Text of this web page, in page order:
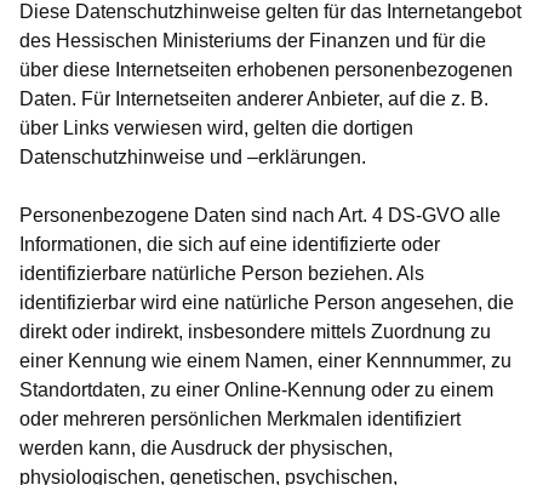
Diese Datenschutzhinweise gelten für das Internetangebot
des Hessischen Ministeriums der Finanzen und für die
über diese Internetseiten erhobenen personenbezogenen
Daten. Für Internetseiten anderer Anbieter, auf die z. B.
über Links verwiesen wird, gelten die dortigen
Datenschutzhinweise und –erklärungen.
Personenbezogene Daten sind nach Art. 4 DS-GVO alle
Informationen, die sich auf eine identifizierte oder
identifizierbare natürliche Person beziehen. Als
identifizierbar wird eine natürliche Person angesehen, die
direkt oder indirekt, insbesondere mittels Zuordnung zu
einer Kennung wie einem Namen, einer Kennnummer, zu
Standortdaten, zu einer Online-Kennung oder zu einem
oder mehreren persönlichen Merkmalen identifiziert
werden kann, die Ausdruck der physischen,
physiologischen, genetischen, psychischen,